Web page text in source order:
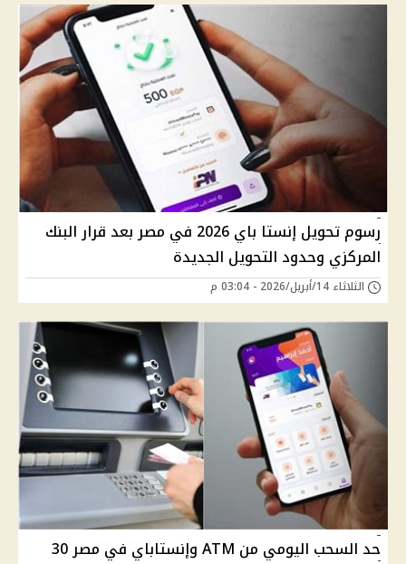
رسوم تحويل إنستا باي 2026 في مصر بعد قرار البنك
المركزي وحدود التحويل الجديدة
الثلاثاء 14/أبريل/2026 - 03:04 م
حد السحب اليومي من ATM وإنستاباي في مصر 30